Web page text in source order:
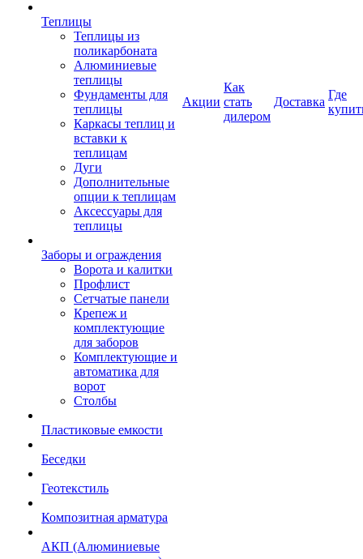
Теплицы
Теплицы из
поликарбоната
Алюминиевые
теплицы
Фундаменты для
теплицы
Каркасы теплиц и
вставки к
теплицам
Дуги
Дополнительные
опции к теплицам
Аксессуары для
теплицы
Заборы и ограждения
Ворота и калитки
Профлист
Сетчатые панели
Крепеж и
комплектующие
для заборов
Комплектующие и
автоматика для
ворот
Столбы
Пластиковые емкости
Беседки
Геотекстиль
Композитная арматура
АКП (Алюминиевые
Акции
Как
стать
дилером
Доставка
Где